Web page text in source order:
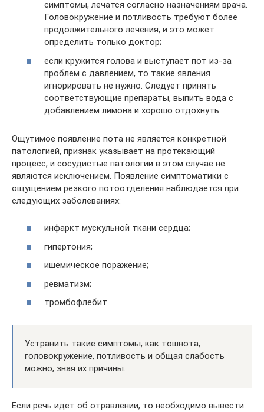
симптомы, лечатся согласно назначениям врача.
Головокружение и потливость требуют более
продолжительного лечения, и это может
определить только доктор;
если кружится голова и выступает пот из-за
проблем с давлением, то такие явления
игнорировать не нужно. Следует принять
соответствующие препараты, выпить вода с
добавлением лимона и хорошо отдохнуть.
Ощутимое появление пота не является конкретной
патологией, признак указывает на протекающий
процесс, и сосудистые патологии в этом случае не
являются исключением. Появление симптоматики с
ощущением резкого потоотделения наблюдается при
следующих заболеваниях:
инфаркт мускульной ткани сердца;
гипертония;
ишемическое поражение;
ревматизм;
тромбофлебит.
Устранить такие симптомы, как тошнота,
головокружение, потливость и общая слабость
можно, зная их причины.
Если речь идет об отравлении, то необходимо вывести